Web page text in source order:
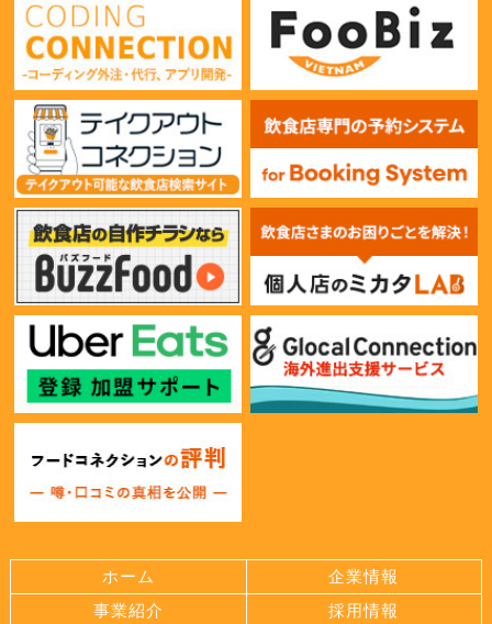
ホーム
企業情報
事業紹介
採用情報